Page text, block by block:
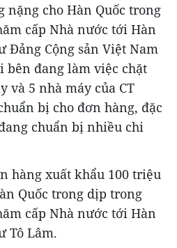
cho Hàn Quốc trong
cấp Nhà nước tới Hàn
Đảng Cộng sản Việt Nam
bên đang làm việc chặt
và 5 nhà máy của CT
bị cho đơn hàng, đặc
chuẩn bị nhiều chi
hàng xuất khẩu 100 triệu
Quốc trong dịp trong
cấp Nhà nước tới Hàn
Tô Lâm.